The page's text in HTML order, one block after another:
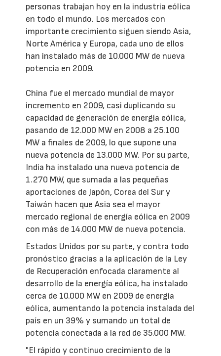
personas trabajan hoy en la industria eólica
en todo el mundo. Los mercados con
importante crecimiento siguen siendo Asia,
Norte América y Europa, cada uno de ellos
han instalado más de 10.000 MW de nueva
potencia en 2009.
China fue el mercado mundial de mayor
incremento en 2009, casi duplicando su
capacidad de generación de energía eólica,
pasando de 12.000 MW en 2008 a 25.100
MW a finales de 2009, lo que supone una
nueva potencia de 13.000 MW. Por su parte,
India ha instalado una nueva potencia de
1.270 MW, que sumada a las pequeñas
aportaciones de Japón, Corea del Sur y
Taiwán hacen que Asia sea el mayor
mercado regional de energía eólica en 2009
con más de 14.000 MW de nueva potencia.
Estados Unidos por su parte, y contra todo
pronóstico gracias a la aplicación de la Ley
de Recuperación enfocada claramente al
desarrollo de la energía eólica, ha instalado
cerca de 10.000 MW en 2009 de energía
eólica, aumentando la potencia instalada del
país en un 39% y sumando un total de
potencia conectada a la red de 35.000 MW.
"El rápido y continuo crecimiento de la